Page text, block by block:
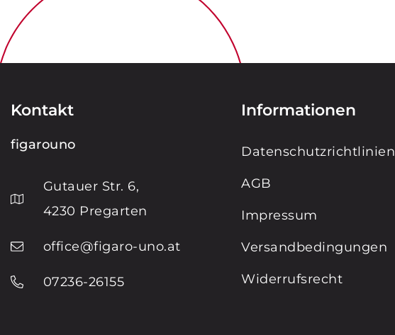
Kontakt
figarouno
Gutauer Str. 6,
4230 Pregarten
office@figaro-uno.at
07236-26155
Informationen
Datenschutzrichtlinien
AGB
Impressum
Versandbedingungen
Widerrufsrecht